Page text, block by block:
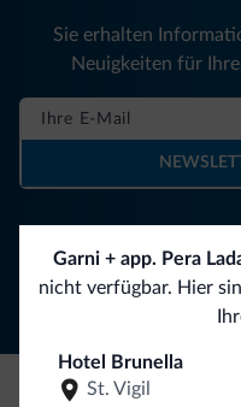
Garni + app. Pera
nicht verfügbar. Hier
Hotel Brunella
St. Vigil
Folgen
Sie erhalten
Neuigkeiten für